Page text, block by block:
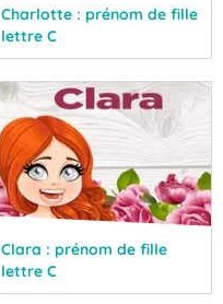
Charlotte : prénom de fille
lettre C
Clara : prénom de fille
lettre C